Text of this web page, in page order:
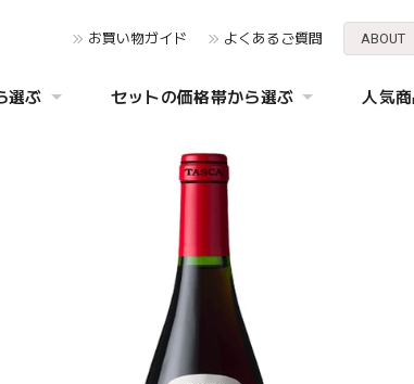
お買い物ガイド よくあるご質問 ABOUT
選ぶ セットの価格帯から選ぶ 人気